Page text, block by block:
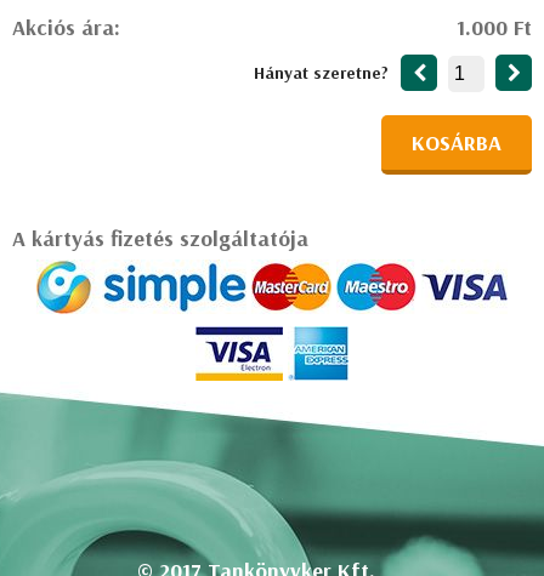
Akciós ára:
1.000 Ft
Hányat szeretne?
KOSÁRBA
A kártyás fizetés szolgáltatója